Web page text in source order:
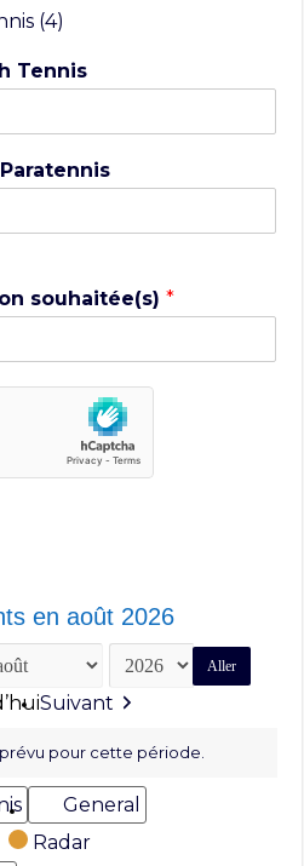
(4)
Tennis
souhaitée(s)*
en août 2026
Suivant
pour cette période.
General
Radar